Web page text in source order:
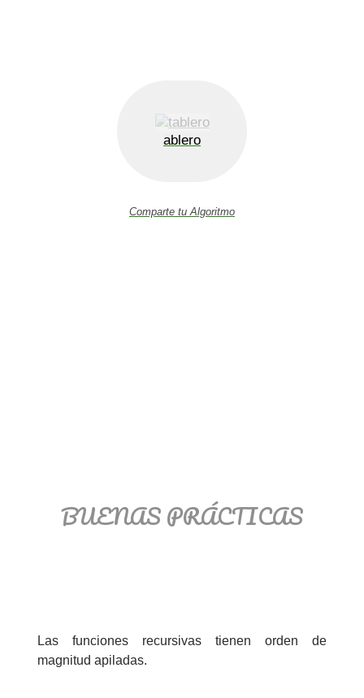
ablero
Comparte tu Algoritmo
BUENAS PRÁCTICAS
Las funciones recursivas tienen orden de
magnitud apiladas.